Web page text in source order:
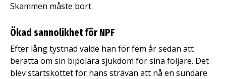
Skammen måste bort.
Ökad sannolikhet för NPF
Efter lång tystnad valde han för fem år sedan att
berätta om sin bipolära sjukdom för sina följare. Det
blev startskottet för hans strävan att nå en sundare